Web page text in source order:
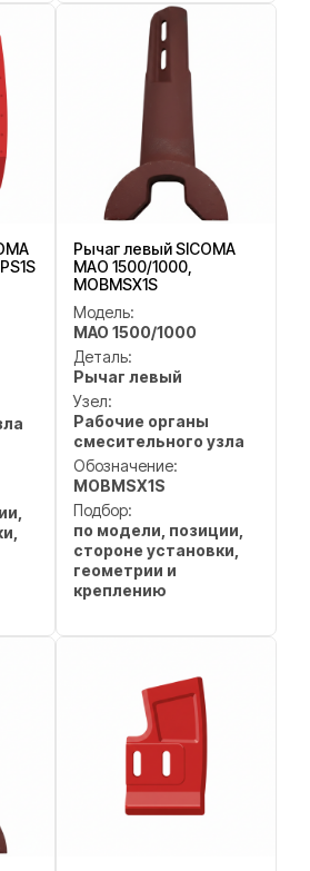
Рычаг левый SICOMA
MAO 1500/1000,
MOBMSX1S
Модель:
MAO 1500/1000
Деталь:
Рычаг левый
Узел:
Рабочие органы
смесительного узла
Обозначение:
MOBMSX1S
Подбор:
по модели, позиции,
стороне установки,
геометрии и
креплению